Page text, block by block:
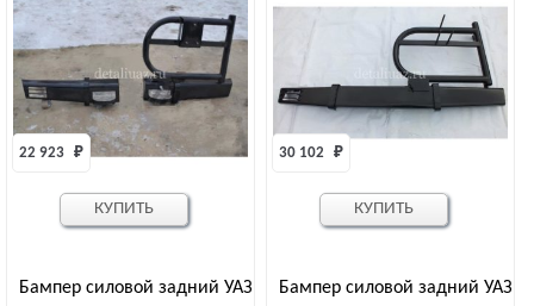
Бампер силовой задний УАЗ
22 923 ₽
КУПИТЬ
Бампер силовой задний УАЗ
30 102 ₽
КУПИТЬ